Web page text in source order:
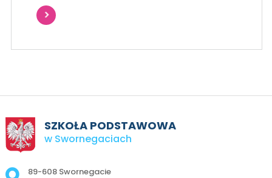
SZKOŁA PODSTAWOWA
w Swornegaciach
Adres pocztowy:
89-608 Swornegacie